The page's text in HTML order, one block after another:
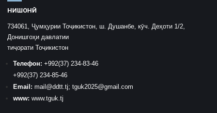
НИШОНӢ
734061, Ҷумҳурии Тоҷикистон, ш. Душанбе, кӯч. Деҳоти 1/2,
Донишгоҳи давлатии
тиҷорати Тоҷикистон
Телефон: +992(37) 234-83-46
+992(37) 234-85-46
Email: mail@ddtt.tj; tguk2025@gmail.com
www: www.tguk.tj